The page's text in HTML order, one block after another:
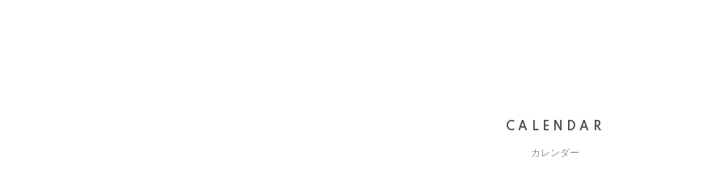
CALENDAR
カレンダー